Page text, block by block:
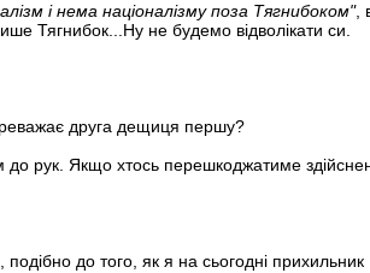
і нема націоналізму поза Тягнибоком",
Тягнибок...Ну не будемо відволікати си.
друга дещиця першу?
рук. Якщо хтось перешкоджатиме
до того, як я на сьогодні прихильник